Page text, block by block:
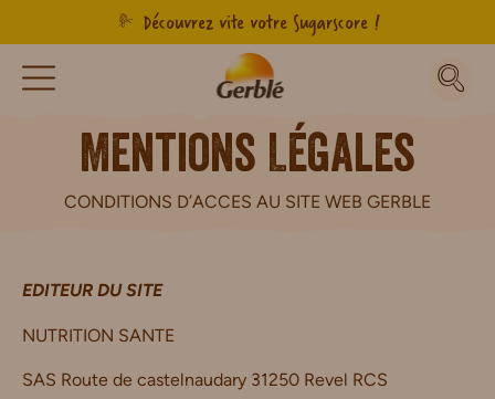
Découvrez vite votre Sugarscore !
Mentions Légales
CONDITIONS D’ACCES AU SITE WEB GERBLE
EDITEUR DU SITE
NUTRITION SANTE
SAS Route de castelnaudary 31250 Revel RCS